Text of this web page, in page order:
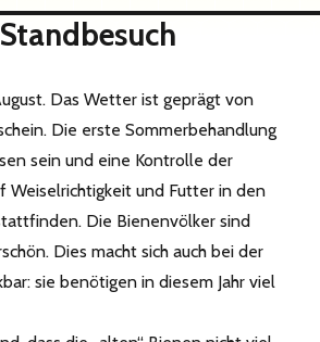
Das Wetter ist geprägt von
Die erste Sommerbehandlung
sein und eine Kontrolle der
Weiselrichtigkeit und Futter in den
Die Bienenvölker sind
Dies macht sich auch bei der
sie benötigen in diesem Jahr viel